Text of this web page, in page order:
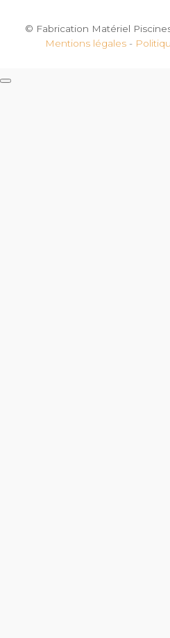
© Fabrication Matériel
Mentions légales -